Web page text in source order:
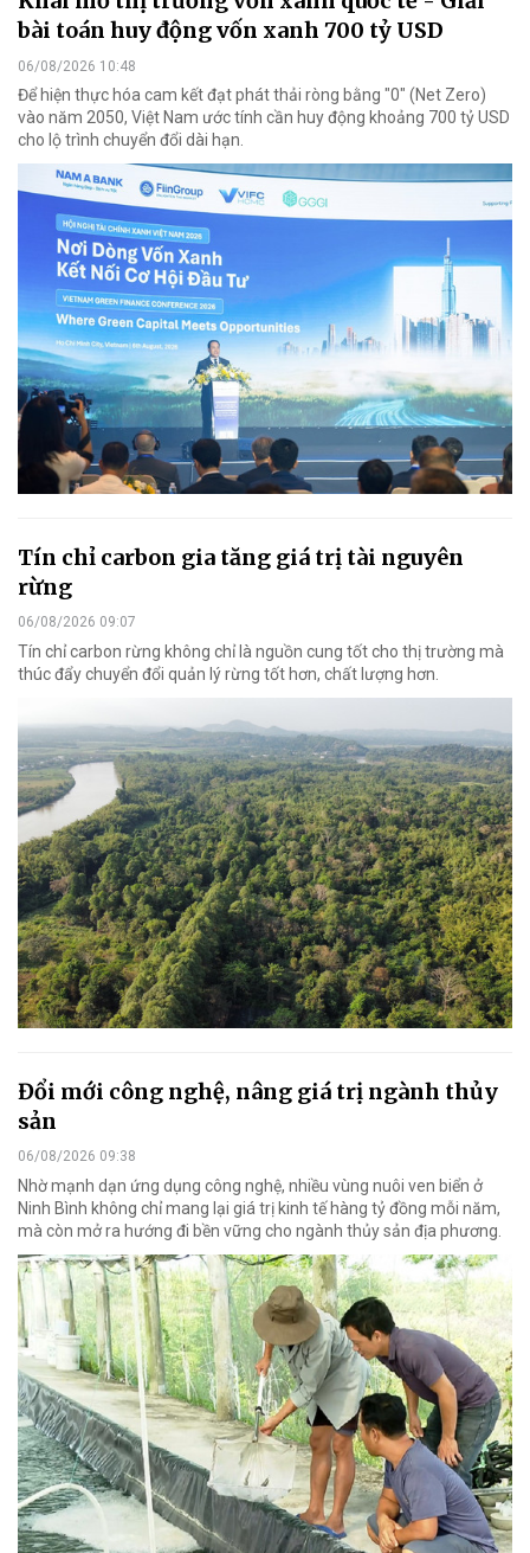
bài toán huy động vốn xanh 700 tỷ USD
06/08/2026 10:48
Để hiện thực hóa cam kết đạt phát thải ròng bằng "0" (Net Zero)
vào năm 2050, Việt Nam ước tính cần huy động khoảng 700 tỷ USD
cho lộ trình chuyển đổi dài hạn.
Tín chỉ carbon gia tăng giá trị tài nguyên
rừng
06/08/2026 09:07
Tín chỉ carbon rừng không chỉ là nguồn cung tốt cho thị trường mà
thúc đẩy chuyển đổi quản lý rừng tốt hơn, chất lượng hơn.
Đổi mới công nghệ, nâng giá trị ngành thủy
sản
06/08/2026 09:38
Nhờ mạnh dạn ứng dụng công nghệ, nhiều vùng nuôi ven biển ở
Ninh Bình không chỉ mang lại giá trị kinh tế hàng tỷ đồng mỗi năm,
mà còn mở ra hướng đi bền vững cho ngành thủy sản địa phương.